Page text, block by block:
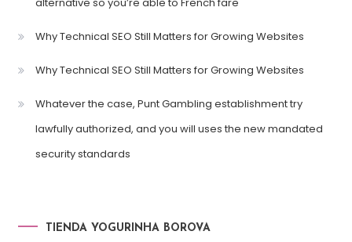
alternative so you’re able to French fare
Why Technical SEO Still Matters for Growing Websites
Why Technical SEO Still Matters for Growing Websites
Whatever the case, Punt Gambling establishment try
lawfully authorized, and you will uses the new mandated
security standards
TIENDA YOGURINHA BOROVA